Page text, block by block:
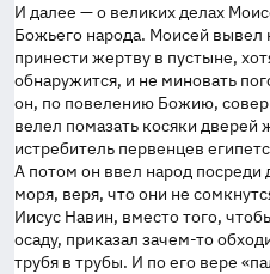
И далее — о великих делах
Божьего народа. Моисей вывел
принести жертву в пустыне,
обнаружится, и не миновать
он, по повелению Божию,
велел помазать косяки
истребитель первенцев
А потом он ввел народ посреди
моря, веря, что они не
Иисус Навин, вместо того,
осаду, приказал зачем-то
трубя в трубы. И по его вере